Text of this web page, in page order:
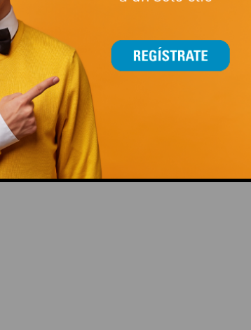
ENTRENAR FUERZA ES MUCHO
MÁS QUE LEVANTAR PESO